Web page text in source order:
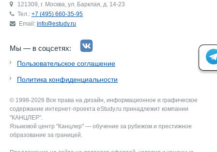
121309, г. Москва, ул. Барклая, д. 14-23
Тел.: +7 (495) 660-35-95
Email: info@estudy.ru
Мы — в соцсетях:
Пользовательское соглашение
Политика конфиденциальности
© 1998-2026 Все права на дизайн, информационное и графическое
содержание интернет-проекта eStudy.ru принадлежит компании
"КАНЦЛЕР".
Языковой центр "Канцлер" — обучение за рубежом и престижное
образование за границей.